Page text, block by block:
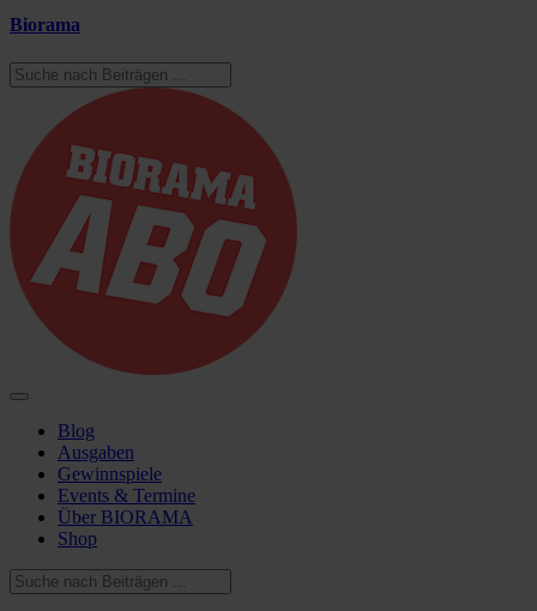
Biorama
Blog
Ausgaben
Gewinnspiele
Events & Termine
Über BIORAMA
Shop